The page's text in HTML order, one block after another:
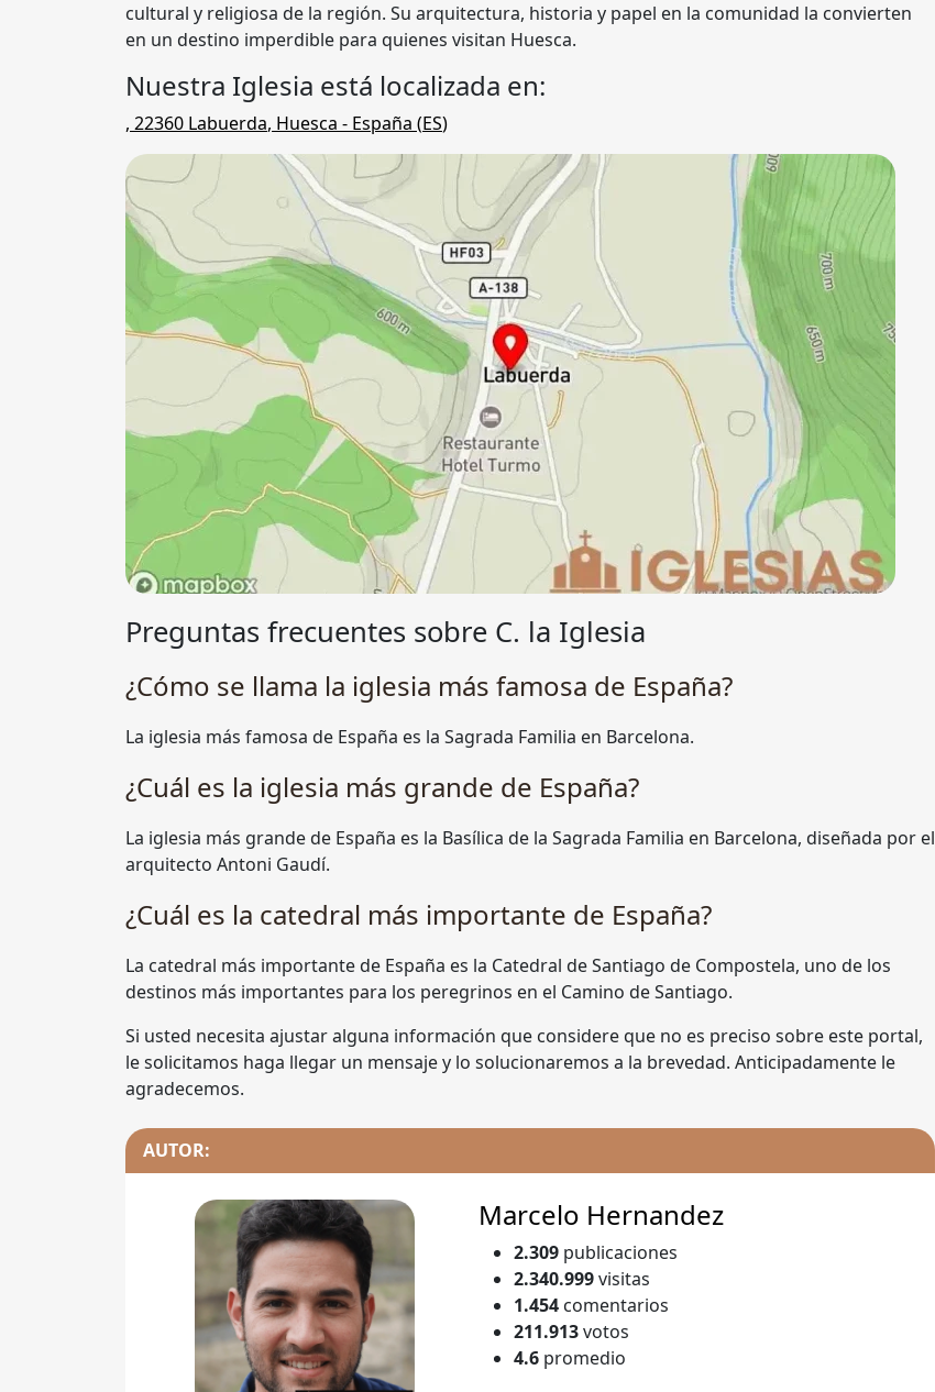
cultural y religiosa de la región. Su arquitectura, historia y papel en la comunidad la convierten
en un destino imperdible para quienes visitan Huesca.
Nuestra Iglesia está localizada en:
, 22360 Labuerda, Huesca - España (ES)
Preguntas frecuentes sobre C. la Iglesia
¿Cómo se llama la iglesia más famosa de España?
La iglesia más famosa de España es la Sagrada Familia en Barcelona.
¿Cuál es la iglesia más grande de España?
La iglesia más grande de España es la Basílica de la Sagrada Familia en Barcelona, diseñada por el
arquitecto Antoni Gaudí.
¿Cuál es la catedral más importante de España?
La catedral más importante de España es la Catedral de Santiago de Compostela, uno de los
destinos más importantes para los peregrinos en el Camino de Santiago.
Si usted necesita ajustar alguna información que considere que no es preciso sobre este portal,
le solicitamos haga llegar un mensaje y lo solucionaremos a la brevedad. Anticipadamente le
agradecemos.
AUTOR:
Marcelo Hernandez
2.309 publicaciones
2.340.999visitas
1.454 comentarios
211.913votos
4.6 promedio